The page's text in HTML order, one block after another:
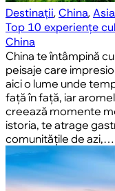
Destinații,China,Asia
Top 10 experiențe
China
China te întâmpină
peisaje care
aici o lume unde
față în față, iar
creează momente
istoria, te atrage
comunitățile de azi,…